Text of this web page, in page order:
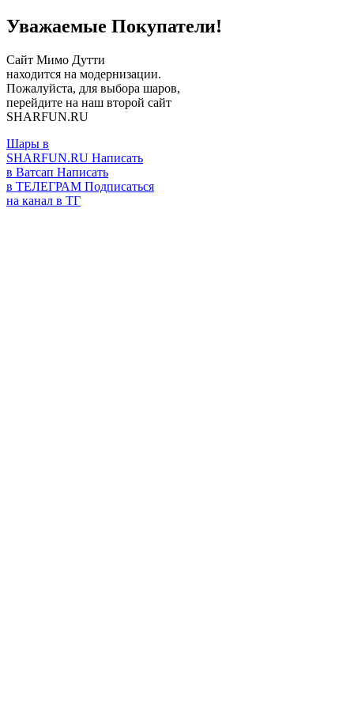
Уважаемые Покупатели!
Сайт Мимо Дутти
находится на модернизации.
Пожалуйста, для выбора шаров,
перейдите на наш второй сайт
SHARFUN.RU
Шары в
SHARFUN.RU Написать
в Ватсап Написать
в ТЕЛЕГРАМ Подписаться
на канал в ТГ